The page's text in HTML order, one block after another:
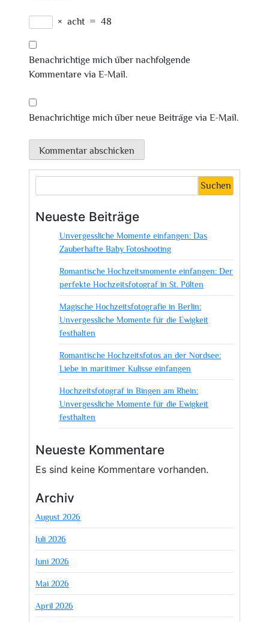
× acht = 48
Benachrichtige mich über nachfolgende
Kommentare via E-Mail.
Benachrichtige mich über neue Beiträge via E-Mail.
Suchen
Neueste Beiträge
Unvergessliche Momente einfangen: Das
Zauberhafte Baby Fotoshooting
Romantische Hochzeitsmomente einfangen: Der
perfekte Hochzeitsfotograf in St. Pölten
Magische Hochzeitsfotografie in Berlin:
Unvergessliche Momente für die Ewigkeit
festhalten
Romantische Hochzeitsfotos an der Nordsee:
Liebe in maritimer Kulisse einfangen
Hochzeitsfotograf in Bingen am Rhein:
Unvergessliche Momente für die Ewigkeit
festhalten
Neueste Kommentare
Es sind keine Kommentare vorhanden.
Archiv
August 2026
Juli 2026
Juni 2026
Mai 2026
April 2026